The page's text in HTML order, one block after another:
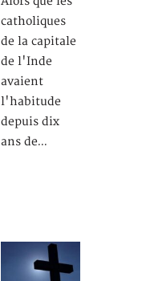
catholiques
de la capitale
de l'Inde
avaient
l'habitude
depuis dix
ans de…